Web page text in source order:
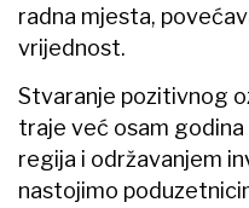
radna mjesta,
vrijednost.
Stvaranje pozitivnog
traje već osam
regija i održavanjem
nastojimo